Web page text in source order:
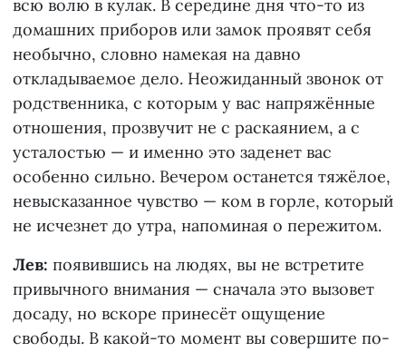
всю волю в кулак. В середине дня что-то из
домашних приборов или замок проявят себя
необычно, словно намекая на давно
откладываемое дело. Неожиданный звонок от
родственника, с которым у вас напряжённые
отношения, прозвучит не с раскаянием, а с
усталостью — и именно это заденет вас
особенно сильно. Вечером останется тяжёлое,
невысказанное чувство — ком в горле, который
не исчезнет до утра, напоминая о пережитом.
Лев: появившись на людях, вы не встретите
привычного внимания — сначала это вызовет
досаду, но вскоре принесёт ощущение
свободы. В какой-то момент вы совершите по-